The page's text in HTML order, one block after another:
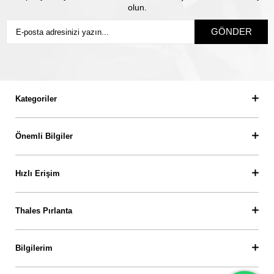
olun.
GÖNDER
Kategoriler
Önemli Bilgiler
Hızlı Erişim
Thales Pırlanta
Bilgilerim